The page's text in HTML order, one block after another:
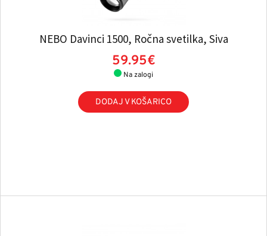
NEBO Davinci 1500, Ročna svetilka, Siva
59.95€
Na zalogi
DODAJ V KOŠARICO